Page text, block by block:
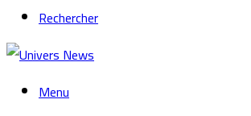
Rechercher
Menu